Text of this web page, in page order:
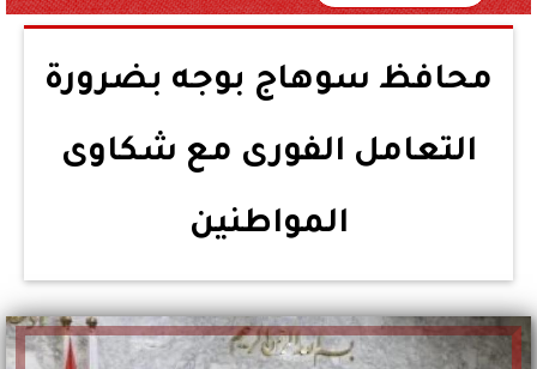
محافظ سوهاج بوجه بضرورة
التعامل الفورى مع شكاوى
المواطنين